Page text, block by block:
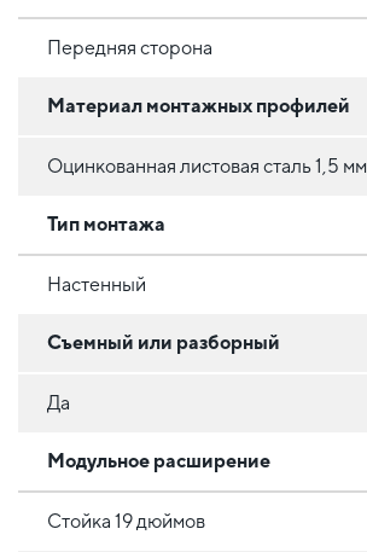
Передняя сторона
Материал монтажных профилей
Оцинкованная листовая сталь 1,5 мм
Тип монтажа
Настенный
Съемный или разборный
Да
Модульное расширение
Стойка 19 дюймов